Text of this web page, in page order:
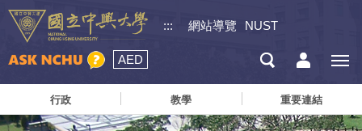
::: 網站導覽 NUST
AED
行政 教學 重要連結